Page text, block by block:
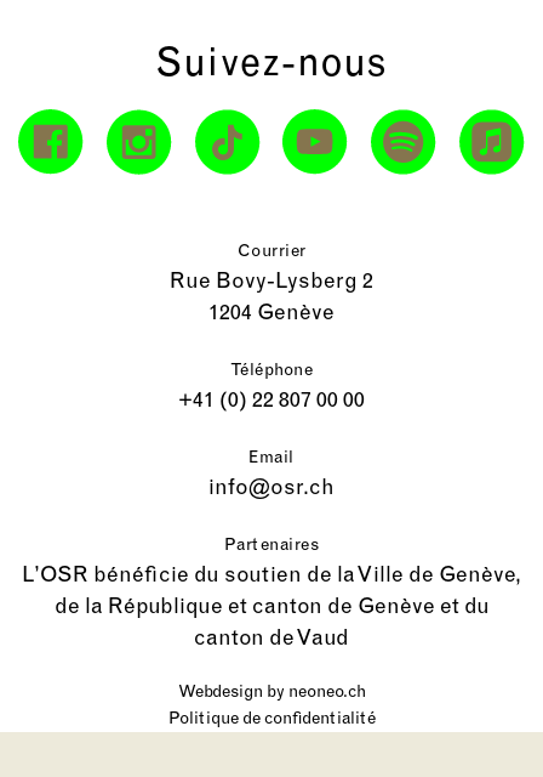
Suivez-nous
Courrier
Rue Bovy-Lysberg 2
1204 Genève
Téléphone
+41 (0) 22 807 00 00
Email
info@osr.ch
Partenaires
L’OSR bénéficie du soutien de la Ville de Genève,
de la République et canton de Genève et du
canton de Vaud
Webdesign by neoneo.ch
Politique de confidentialité